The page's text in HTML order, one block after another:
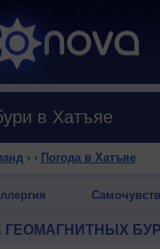
в Хатъяе
› › Погода в Хатъяе